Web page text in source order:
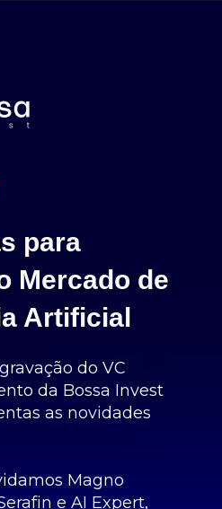
para
Mercado de
Artificial
do VC
da Bossa Invest
as novidades
Magno
e AI Expert,